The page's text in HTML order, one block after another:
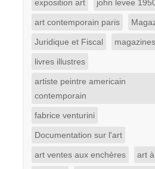
exposition art john levee
art contemporain paris
Juridique et Fiscal
livres illustres
artiste peintre americain
contemporain
fabrice venturini
Documentation sur l'art
art ventes aux enchères art